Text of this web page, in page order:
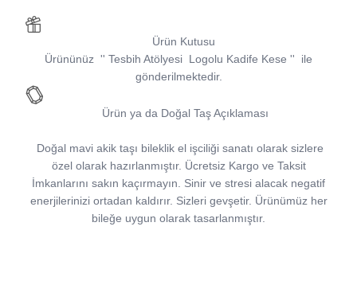
Ürün Kutusu
Ürününüz '' Tesbih Atölyesi Logolu Kadife Kese ''
ile
gönderilmektedir.
Ürün ya da Doğal Taş Açıklaması
Doğal mavi akik taşı bileklik el işciliği sanatı olarak sizlere
özel olarak hazırlanmıştır. Ücretsiz Kargo ve Taksit
İmkanlarını sakın kaçırmayın. Sinir ve stresi alacak negatif
enerjilerinizi ortadan kaldırır. Sizleri gevşetir. Ürünümüz her
bileğe uygun olarak tasarlanmıştır.